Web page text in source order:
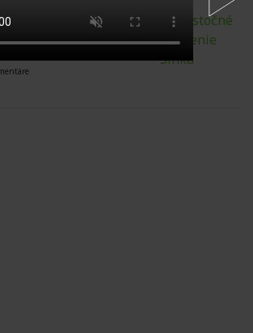
bude na Slovensku
či